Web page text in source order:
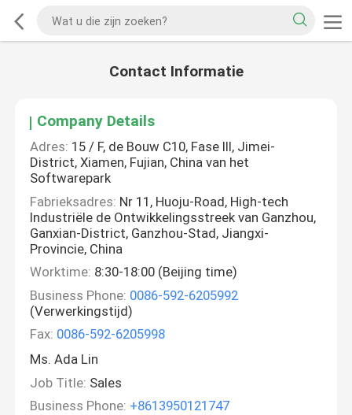
Contact Informatie
Company Details
Adres: 15 / F, de Bouw C10, Fase III, Jimei-
District, Xiamen, Fujian, China van het
Softwarepark
Fabrieksadres: Nr 11, Huoju-Road, High-tech
Industriële de Ontwikkelingsstreek van Ganzhou,
Ganxian-District, Ganzhou-Stad, Jiangxi-
Provincie, China
Worktime: 8:30-18:00 (Beijing time)
Business Phone: 0086-592-6205992
(Verwerkingstijd)
Fax: 0086-592-6205998
Ms. Ada Lin
Job Title: Sales
Business Phone: +8613950121747